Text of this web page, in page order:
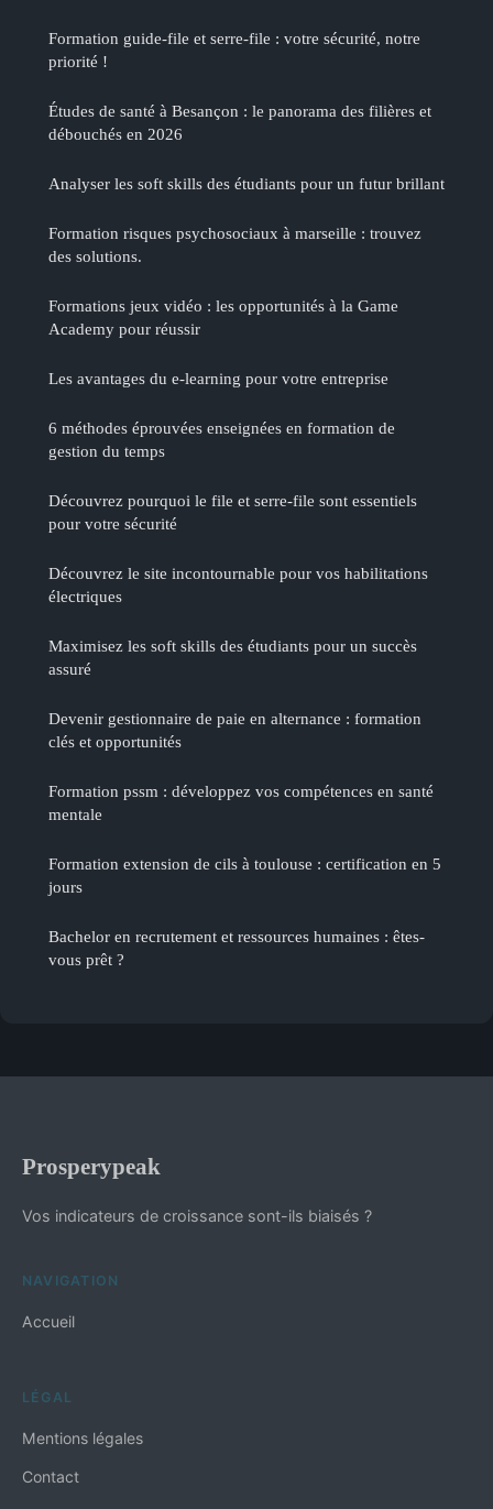
Formation guide-file et serre-file : votre sécurité, notre
priorité !
Études de santé à Besançon : le panorama des filières et
débouchés en 2026
Analyser les soft skills des étudiants pour un futur brillant
Formation risques psychosociaux à marseille : trouvez
des solutions.
Formations jeux vidéo : les opportunités à la Game
Academy pour réussir
Les avantages du e-learning pour votre entreprise
6 méthodes éprouvées enseignées en formation de
gestion du temps
Découvrez pourquoi le file et serre-file sont essentiels
pour votre sécurité
Découvrez le site incontournable pour vos habilitations
électriques
Maximisez les soft skills des étudiants pour un succès
assuré
Devenir gestionnaire de paie en alternance : formation
clés et opportunités
Formation pssm : développez vos compétences en santé
mentale
Formation extension de cils à toulouse : certification en 5
jours
Bachelor en recrutement et ressources humaines : êtes-
vous prêt ?
Prosperypeak
Vos indicateurs de croissance sont-ils biaisés ?
NAVIGATION
Accueil
LÉGAL
Mentions légales
Contact